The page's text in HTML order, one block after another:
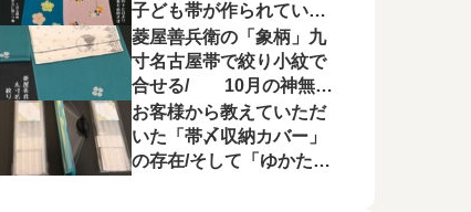
子ども帯が作られてい状
況に不満を漏らす
菱屋善兵衛の「象柄」九
寸名古屋帯で絞り小紋で
合せる/ 10月の神無月
の会にて菱屋善兵衛の帯
を特集！
お客様から教えていただ
いた「帯〆収納カバー」
の存在/そして「ゆかたの